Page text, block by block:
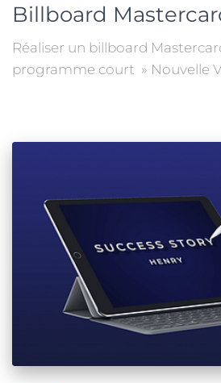
Billboard
Réaliser un billboard
programme court » Nouvelle